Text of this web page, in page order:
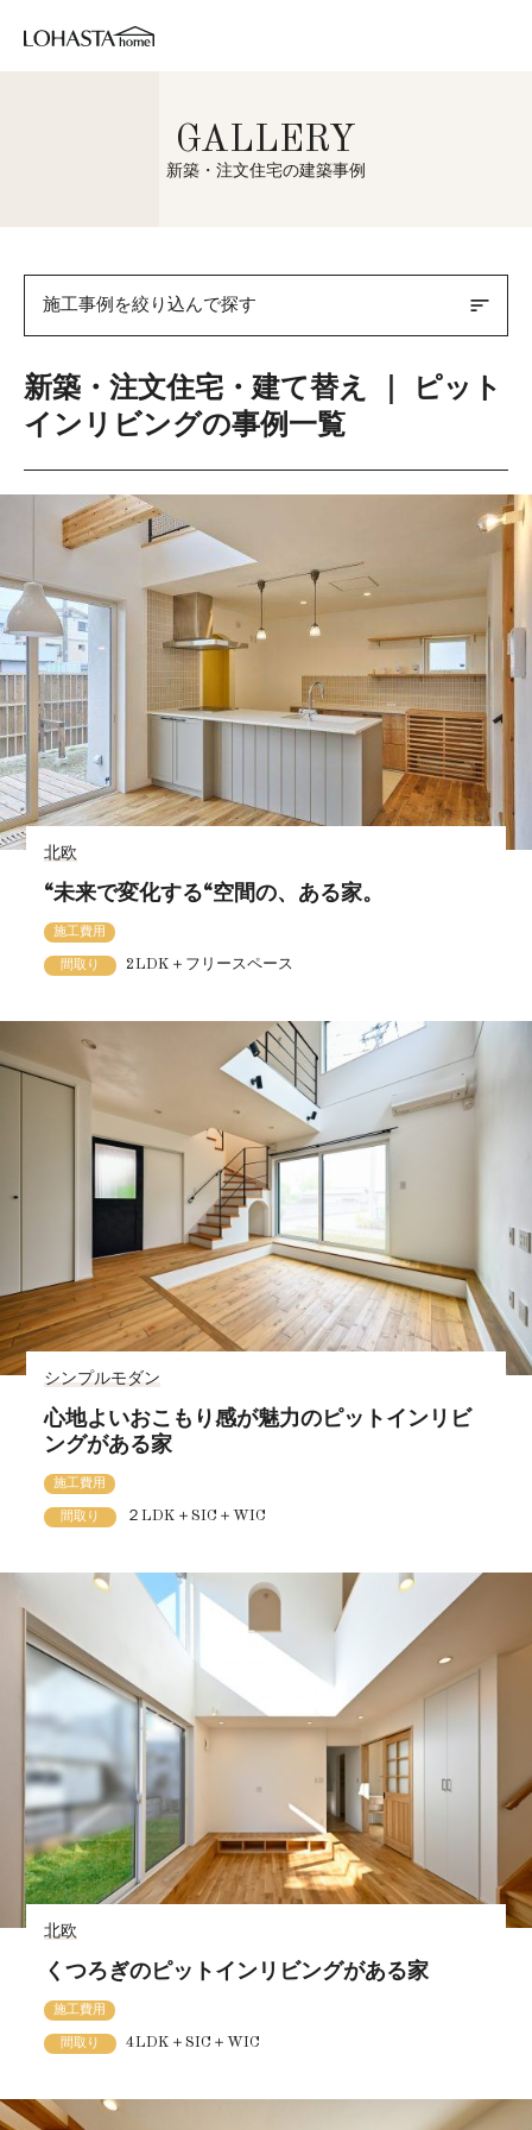
GALLERY
新築・注文住宅の建築事例
sort
施工事例を絞り込んで探す
新築・注文住宅・建て替え ｜ ピット
インリビングの事例一覧
北欧
“未来で変化する“空間の、ある家。
施工費用
間取り 2LDK＋フリースペース
シンプルモダン
心地よいおこもり感が魅力のピットインリビ
ングがある家
施工費用
間取り ２LDK＋SIC＋WIC
北欧
くつろぎのピットインリビングがある家
施工費用
間取り 4LDK＋SIC＋WIC